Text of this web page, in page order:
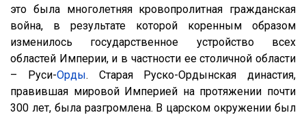
это была многолетняя кровопролитная гражданская
война, в результате которой коренным образом
изменилось государственное устройство всех
областей Империи, и в частности ее столичной области
– Руси-Орды. Старая Руско-Ордынская династия,
правившая мировой Империей на протяжении почти
300 лет, была разгромлена. В царском окружении был